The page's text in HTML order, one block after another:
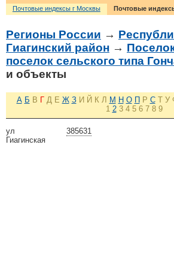
Почтовые индексы г Москвы Почтовые
Регионы России →
Гиагинский район →
поселок сельского типа
и объекты
А Б В Г Д Е Ж З И Й К Л М Н О П Р С Т У
1 2 3 4 5 6 7 8 9
385631
ул
Гиагинская